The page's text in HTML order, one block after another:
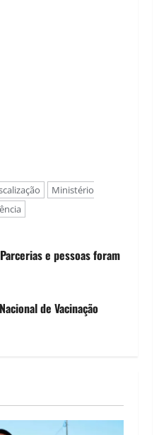
Ministério
e pessoas foram
de Vacinação